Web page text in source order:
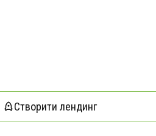
Створити лендинг